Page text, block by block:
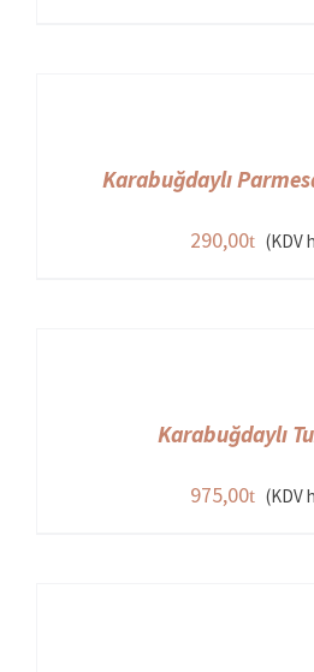
Karabuğdaylı
290,00 (KDV
Karabuğdaylı
975,00 (KDV